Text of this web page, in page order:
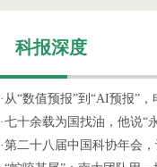
科报深度
· 从“数值预报”到“AI预报”
·七十余载为国找油，他说“
·第二十八届中国科协年会